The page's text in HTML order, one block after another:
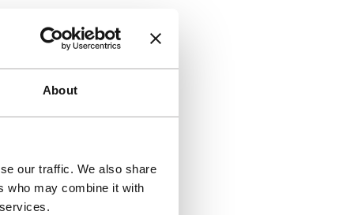
About
our traffic. We also share
who may combine it with